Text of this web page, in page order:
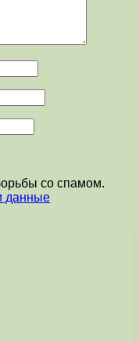
со спамом.
данные